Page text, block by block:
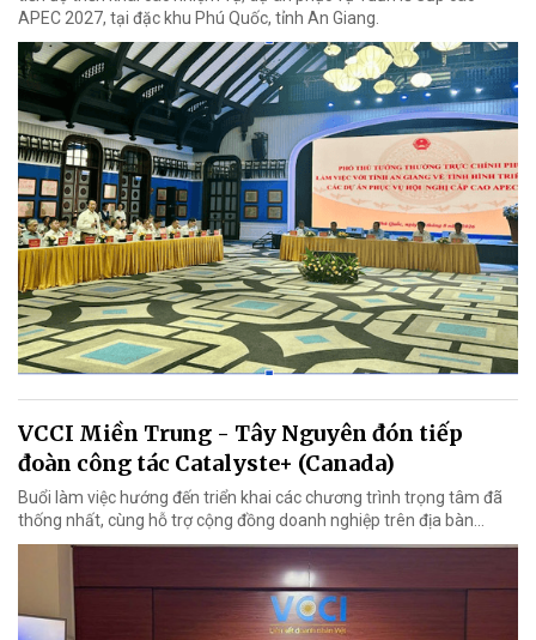
APEC 2027, tại đặc khu Phú Quốc, tỉnh An Giang.
VCCI Miền Trung - Tây Nguyên đón tiếp
đoàn công tác Catalyste+ (Canada)
Buổi làm việc hướng đến triển khai các chương trình trọng tâm đã
thống nhất, cùng hỗ trợ cộng đồng doanh nghiệp trên địa bàn...